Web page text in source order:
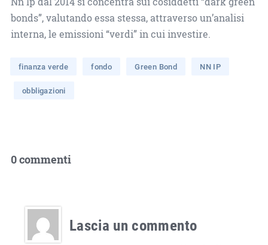
bonds”, valutando essa stessa, attraverso un’analisi
interna, le emissioni “verdi” in cui investire.
finanza verde fondo Green Bond NN IP
obbligazioni
0 commenti
Lascia un commento